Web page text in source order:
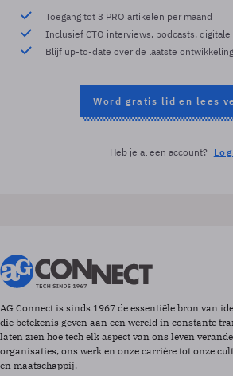
Toegang tot 3 PRO artikelen per maand
Inclusief CTO interviews, podcasts,
Blijf up-to-date over de laatste
Word gratis lid en lees
Heb je al een account?
AG Connect is sinds 1967 de essentiële bron van
die betekenis geven aan een wereld in constante
laten zien hoe tech elk aspect van ons leven
organisaties, ons werk en onze carrière tot onze
en maatschappij.